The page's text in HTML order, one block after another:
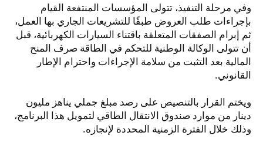
وفي مرحلة التنفيذ، تتولى المؤسسات المنتفعة القيام
بإجراءات طلب العروض طبقًا للتشريعات الجاري بها العمل،
ثم إبرام الصفقات المتعلقة باقتناء السيارات الكهربائية، قبل
أن تتولى الوكالة الوطنية للتحكم في الطاقة صرف المنح
المالية بعد التثبت من سلامة الإجراءات واحترام الإطار
القانوني.
ويختم القرار بالتنصيص على رصد مبلغ جملي يناهز مليون
دينار من موارد صندوق الانتقال الطاقي لتمويل هذا البرنامج،
وذلك خلال الفترة الزمنية المحددة لإنجازه.